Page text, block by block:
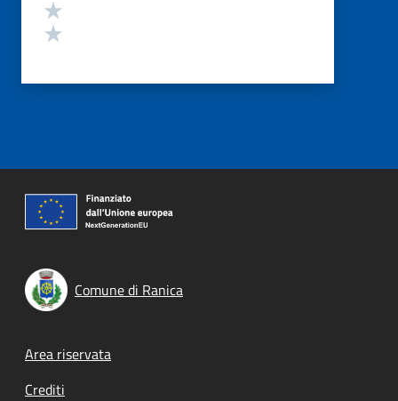
Comune di Ranica
Footer menu
Area riservata
Crediti